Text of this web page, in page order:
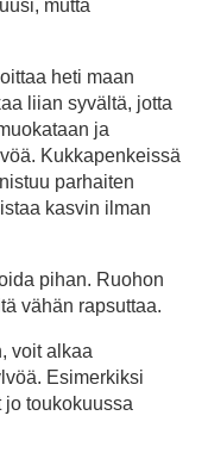
mutta
heti maan
liian syvältä, jotta
ja
Kukkapenkeissä
parhaiten
kasvin ilman
pihan. Ruohon
vähän rapsuttaa.
voit alkaa
Esimerkiksi
jo toukokuussa